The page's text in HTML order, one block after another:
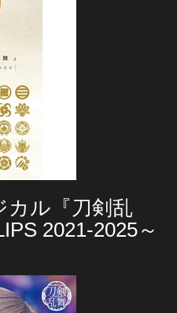
カル『刀剣乱
2021-2025～